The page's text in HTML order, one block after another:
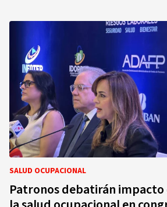
SALUD OCUPACIONAL
Patronos debatirán impacto